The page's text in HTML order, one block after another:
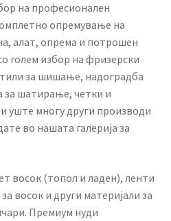
КОРИСТЕЊЕ
на професионален
опремување на
алат, опрема и потрошен
голем избор на фризерски
за шишање, надоградба
за шатирање, четки и
многу други производи
во нашата галерија за
восок (топол и ладен), ленти
восок и други материјали за
Премиум нуди